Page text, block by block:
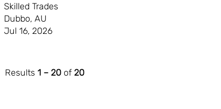
Skilled Trades
Dubbo, AU
Jul 16, 2026
Results 1 – 20 of 20